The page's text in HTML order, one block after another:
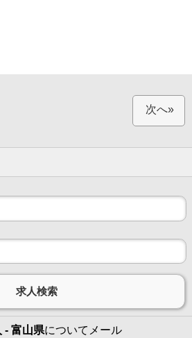
次へ»
- 富山県についてメール